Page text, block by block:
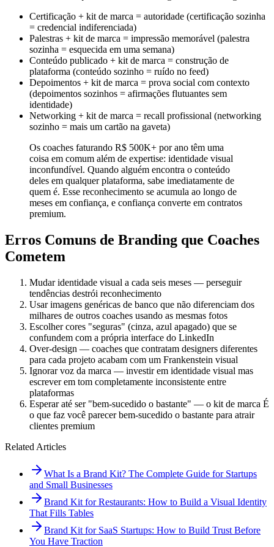
Certificação + kit de marca = autoridade (certificação sozinha
= credencial indiferenciada)
Palestras + kit de marca = impressão memorável (palestra
sozinha = esquecida em uma semana)
Conteúdo publicado + kit de marca = construção de
plataforma (conteúdo sozinho = ruído no feed)
Depoimentos + kit de marca = prova social com contexto
(depoimentos sozinhos = afirmações flutuantes sem
identidade)
Networking + kit de marca = recall profissional (networking
sozinho = mais um cartão na gaveta)
Os coaches faturando R$ 500K+ por ano têm uma
coisa em comum além de expertise: identidade visual
inconfundível. Quando alguém encontra o conteúdo
deles em qualquer plataforma, sabe imediatamente de
quem é. Esse reconhecimento se acumula ao longo de
meses em confiança, e confiança converte em contratos
premium.
Erros Comuns de Branding que Coaches
Cometem
Mudar identidade visual a cada seis meses — perseguir
tendências destrói reconhecimento
Usar imagens genéricas de banco que não diferenciam dos
milhares de outros coaches usando as mesmas fotos
Escolher cores "seguras" (cinza, azul apagado) que se
confundem com a própria interface do LinkedIn
Over-design — coaches que contratam designers diferentes
para cada projeto acabam com um Frankenstein visual
Ignorar voz da marca — investir em identidade visual mas
escrever em tom completamente inconsistente entre
plataformas
Esperar até ser "bem-sucedido o bastante" — o kit de marca É
o que faz você parecer bem-sucedido o bastante para atrair
clientes premium
Related Articles
What Is a Brand Kit? The Complete Guide for Startups
and Small Businesses
Brand Kit for Restaurants: How to Build a Visual Identity
That Fills Tables
Brand Kit for SaaS Startups: How to Build Trust Before
You Have Traction